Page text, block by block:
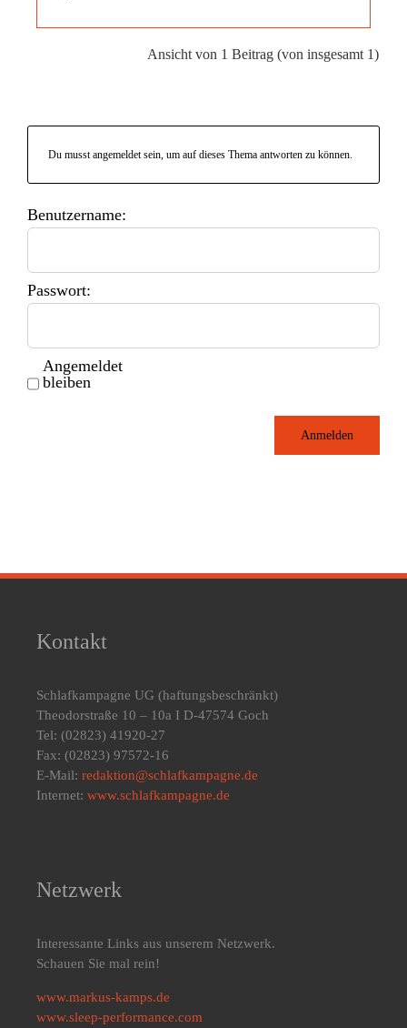
Ansicht von 1 Beitrag (von insgesamt 1)
Du musst angemeldet sein, um auf dieses Thema antworten zu können.
Benutzername:
Passwort:
Angemeldet
bleiben
Anmelden
Kontakt
Schlafkampagne UG (haftungsbeschränkt)
Theodorstraße 10 – 10a I D-47574 Goch
Tel: (02823) 41920-27
Fax: (02823) 97572-16
E-Mail: redaktion@schlafkampagne.de
Internet: www.schlafkampagne.de
Netzwerk
Interessante Links aus unserem Netzwerk.
Schauen Sie mal rein!
www.markus-kamps.de
www.sleep-performance.com